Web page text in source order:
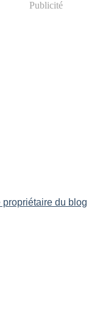
Publicité
propriétaire du blog